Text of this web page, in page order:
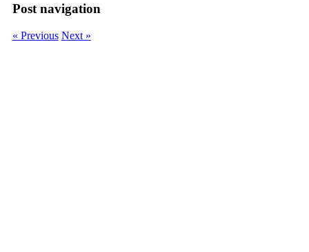
Post navigation
« Previous Next »